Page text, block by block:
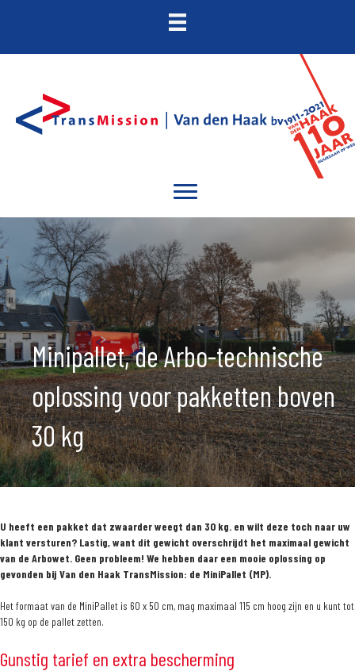
Minipallet, de Arbo-technische
oplossing voor pakketten boven
30 kg
U heeft een pakket dat zwaarder weegt dan 30 kg. en wilt deze toch naar uw
klant versturen? Lastig, want dit gewicht overschrijdt het maximaal gewicht
van de Arbowet. Geen probleem! We hebben daar een mooie oplossing op
gevonden bij Van den Haak TransMission: de MiniPallet (MP).
Het formaat van de MiniPallet is 60 x 50 cm, mag maximaal 115 cm hoog zijn en u kunt tot
150 kg op de pallet zetten.
Gunstig tarief en extra bescherming